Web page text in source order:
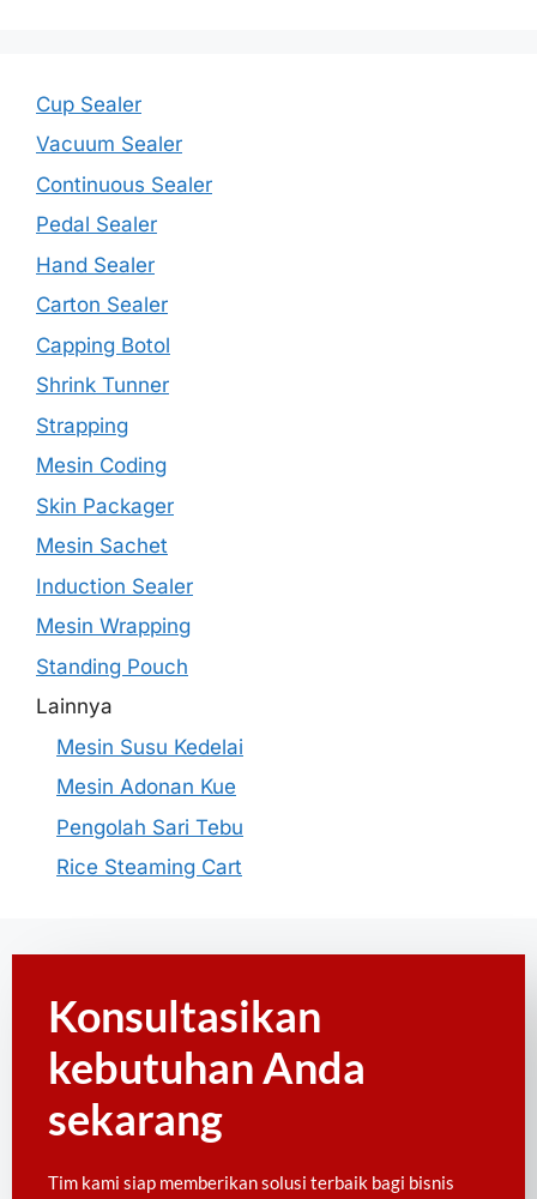
Cup Sealer
Vacuum Sealer
Continuous Sealer
Pedal Sealer
Hand Sealer
Carton Sealer
Capping Botol
Shrink Tunner
Strapping
Mesin Coding
Skin Packager
Mesin Sachet
Induction Sealer
Mesin Wrapping
Standing Pouch
Lainnya
Mesin Susu Kedelai
Mesin Adonan Kue
Pengolah Sari Tebu
Rice Steaming Cart
Konsultasikan
kebutuhan Anda
sekarang
Tim kami siap memberikan solusi terbaik bagi bisnis